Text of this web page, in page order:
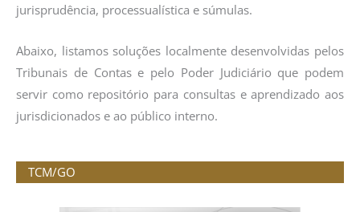
jurisprudência, processualística e súmulas.
Abaixo, listamos soluções localmente desenvolvidas pelos
Tribunais de Contas e pelo Poder Judiciário que podem
servir como repositório para consultas e aprendizado aos
jurisdicionados e ao público interno.
TCM/GO